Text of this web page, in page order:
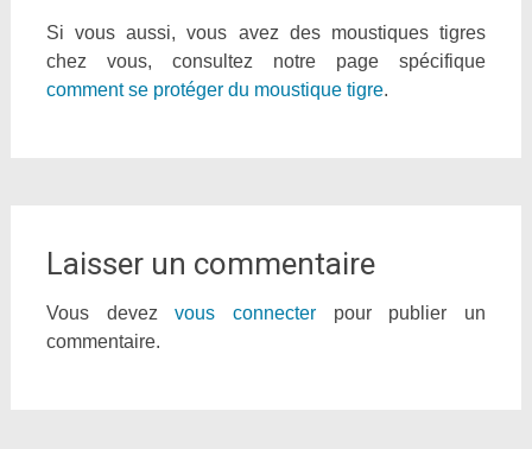
Si vous aussi, vous avez des moustiques tigres
chez vous, consultez notre page spécifique
comment se protéger du moustique tigre.
Laisser un commentaire
Vous devezvous connecter pour publier un
commentaire.